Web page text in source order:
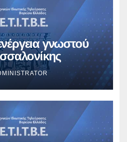
γνωστού